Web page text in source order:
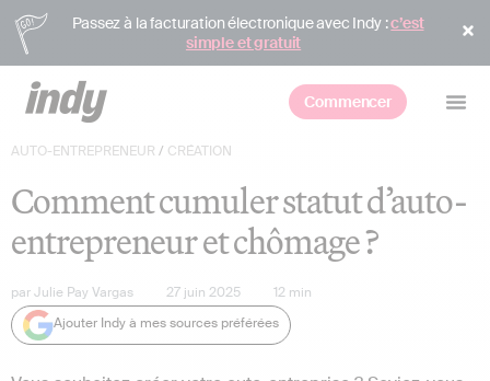
Passez à la facturation électronique avec Indy :c’est
simple et gratuit
Commencer
AUTO-ENTREPRENEUR / CRÉATION
Comment cumuler statut d’auto-
entrepreneur et chômage ?
parJulie Pay Vargas 27 juin 2025 12 min
Ajouter Indy à mes sources préférées